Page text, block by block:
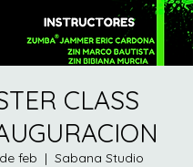
CLASS
feb
  |
Sabana Studio